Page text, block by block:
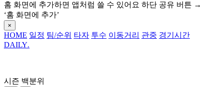
홈 화면에 추가하면 앱처럼 쓸 수 있어요 하단 공유 버튼 →
‘홈 화면에 추가’
×
HOME 일정 팀/순위 타자 투수 이동거리 관중 경기시간
DAILY.
시즌 백분위